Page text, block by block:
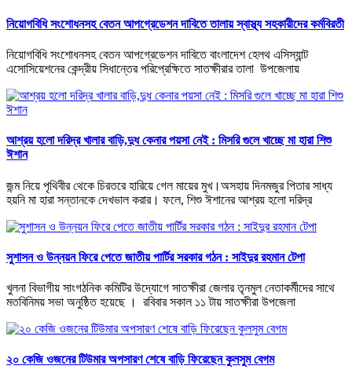
নিয়োগবিধি সংশোধনসহ বেতন আপগ্রেডেশন দাবিতে তালায় স্বাস্থ্য সহকারীদের কর্মবিরতী
নিয়োগবিধি সংশোধনসহ বেতন আপগ্রেডেশন দাবিতে বাংলাদেশ হেলথ এসিস্যান্ট
এসোসিয়েশনের কেন্দ্রীয় সিধান্তের পরিপ্রেক্ষিতে সাতক্ষীরার তালা উপজেলায়
আশ্রয় হলো দরিদ্র খালার বাড়ি,দুধ কেনার পয়সা নেই : মিসরি গুলে খাচ্ছে মা হারা শিশু
ঈশান
জন্ম নিয়ে পৃথিবীর থেকে চিরতরে হারিয়ে গেল মায়ের মুখ।অসহায় দিনমজুর পিতার সাধ্য
হয়নি মা হারা সন্তানকে দেখভাল করার। ফলে, শিশু ঈশানের আশ্রয় হলো দরিদ্র
সুশাসন ও উন্নয়ন ফিরে পেতে জাতীয় পার্টির সরকার গঠন : সাইদুর রহমান টেপা
খুলনা বিভাগীয় সাংগঠনিক কমিটির উদ্যোগে সাতক্ষীরা জেলার তৃনমুল নেতাকর্মীদের সাথে
মতবিনিময় সভা অনুষ্ঠিত হয়েছে । রবিবার সকাল ১১ টায় সাতক্ষীরা উপজেলা
২০ কেজি ওজনের টিউমার অপসারণ শেষে বাড়ি ফিরেছেন কুলসুম বেগম